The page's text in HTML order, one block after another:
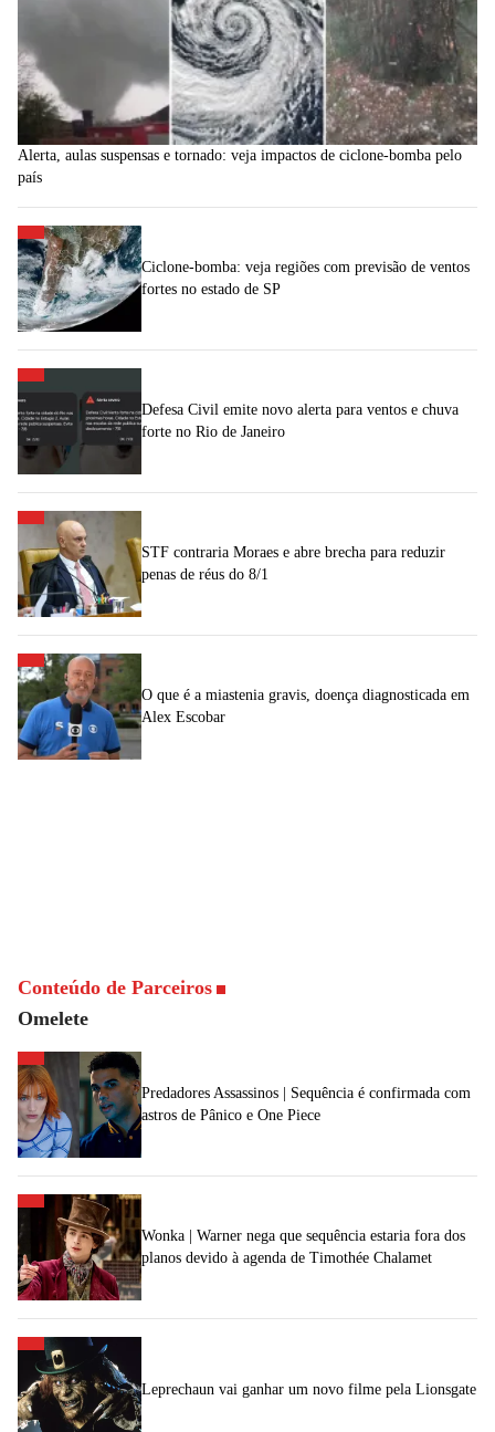
Alerta, aulas suspensas e tornado: veja impactos de ciclone-bomba pelo
país
Ciclone-bomba: veja regiões com previsão de ventos
fortes no estado de SP
Defesa Civil emite novo alerta para ventos e chuva
forte no Rio de Janeiro
STF contraria Moraes e abre brecha para reduzir
penas de réus do 8/1
O que é a miastenia gravis, doença diagnosticada em
Alex Escobar
Conteúdo de Parceiros
Omelete
Predadores Assassinos | Sequência é confirmada com
astros de Pânico e One Piece
Wonka | Warner nega que sequência estaria fora dos
planos devido à agenda de Timothée Chalamet
Leprechaun vai ganhar um novo filme pela Lionsgate